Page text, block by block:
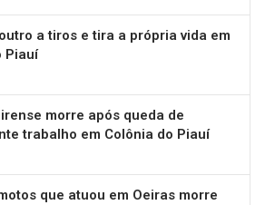
a tiros e tira a própria vida em
Piauí
morre após queda de
trabalho em Colônia do Piauí
que atuou em Oeiras morre